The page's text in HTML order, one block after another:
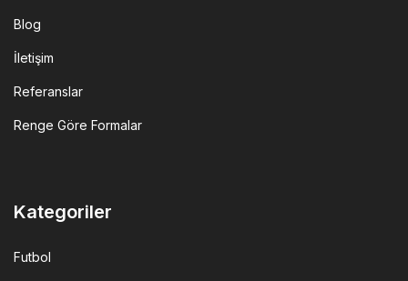
Blog
İletişim
Referanslar
Renge Göre Formalar
Kategoriler
Futbol